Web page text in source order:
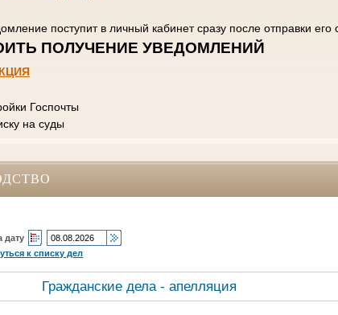
поступит в личный кабинет сразу после
ПОЛУЧЕНИЕ
Госпочты
на суды
дату
к списку дел
Гражданские дела - апелляция